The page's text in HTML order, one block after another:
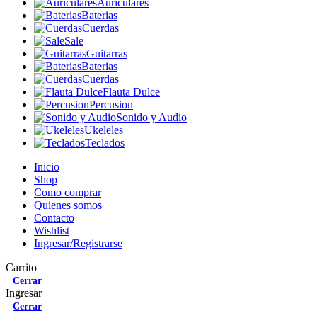
Auriculares
Baterias
Cuerdas
Sale
Guitarras
Baterias
Cuerdas
Flauta Dulce
Percusion
Sonido y Audio
Ukeleles
Teclados
Inicio
Shop
Como comprar
Quienes somos
Contacto
Wishlist
Ingresar/Registrarse
Carrito
Cerrar
Ingresar
Cerrar